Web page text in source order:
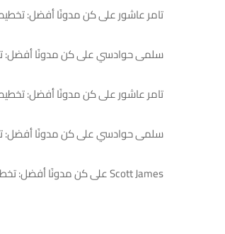
تامر عاشورعلىكن مدونًا أفضل:
سلمى حوادسيعلىكن مدونًا أفضل:
تامر عاشورعلىكن مدونًا أفضل:
سلمى حوادسيعلىكن مدونًا أفضل:
Scott Jamesعلىكن مدونًا أفضل: